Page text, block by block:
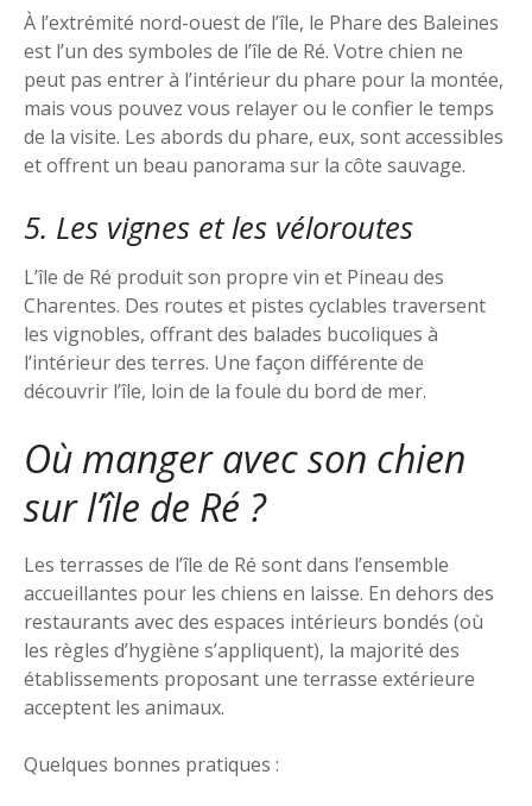
À l’extrémité nord-ouest de l’île, le Phare des Baleines
est l’un des symboles de l’île de Ré. Votre chien ne
peut pas entrer à l’intérieur du phare pour la montée,
mais vous pouvez vous relayer ou le confier le temps
de la visite. Les abords du phare, eux, sont accessibles
et offrent un beau panorama sur la côte sauvage.
5. Les vignes et les véloroutes
L’île de Ré produit son propre vin et Pineau des
Charentes. Des routes et pistes cyclables traversent
les vignobles, offrant des balades bucoliques à
l’intérieur des terres. Une façon différente de
découvrir l’île, loin de la foule du bord de mer.
Où manger avec son chien
sur l’île de Ré ?
Les terrasses de l’île de Ré sont dans l’ensemble
accueillantes pour les chiens en laisse. En dehors des
restaurants avec des espaces intérieurs bondés (où
les règles d’hygiène s’appliquent), la majorité des
établissements proposant une terrasse extérieure
acceptent les animaux.
Quelques bonnes pratiques :